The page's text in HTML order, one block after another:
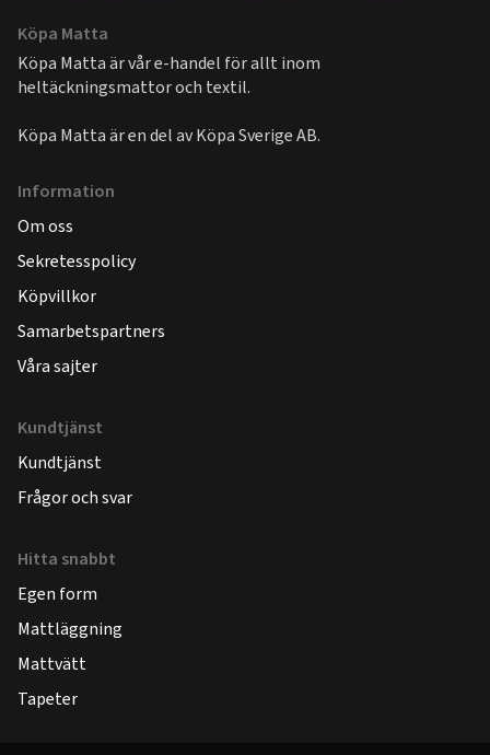
Köpa Matta
Köpa Matta är vår e-handel för allt inom
heltäckningsmattor och textil.
Köpa Matta är en del avKöpa Sverige AB.
Information
Om oss
Sekretesspolicy
Köpvillkor
Samarbetspartners
Våra sajter
Kundtjänst
Kundtjänst
Frågor och svar
Hitta snabbt
Egen form
Mattläggning
Mattvätt
Tapeter